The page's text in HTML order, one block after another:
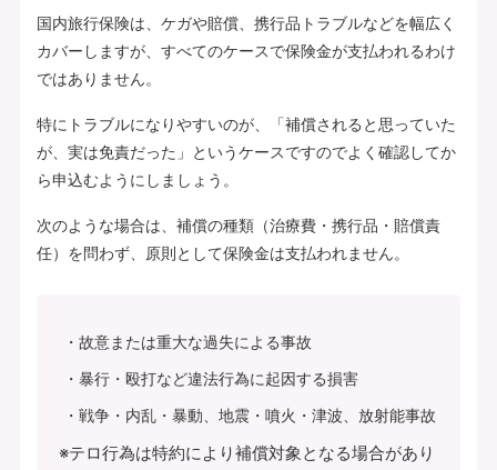
国内旅行保険は、ケガや賠償、携行品トラブルなどを幅広く
カバーしますが、すべてのケースで保険金が支払われるわけ
ではありません。
特にトラブルになりやすいのが、「補償されると思っていた
が、実は免責だった」というケースですのでよく確認してか
ら申込むようにしましょう。
次のような場合は、補償の種類（治療費・携行品・賠償責
任）を問わず、原則として保険金は支払われません。
故意または重大な過失による事故
暴行・殴打など違法行為に起因する損害
戦争・内乱・暴動、地震・噴火・津波、放射能事故
※テロ行為は特約により補償対象となる場合があり